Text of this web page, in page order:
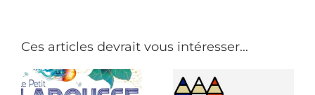
Ces articles devrait vous intéresser...
Parlez-vous
FLE ?